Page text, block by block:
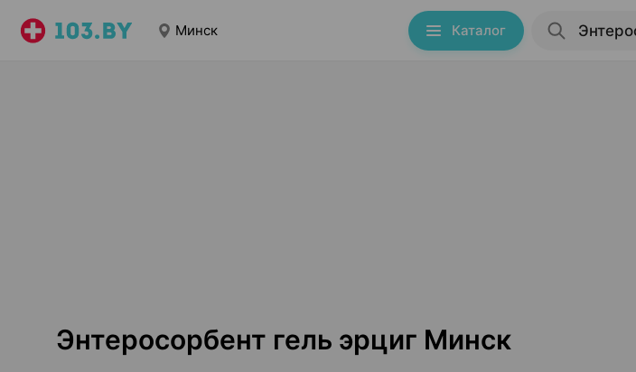
Минск Каталог
Энтеросорбент гель эрциг Минск